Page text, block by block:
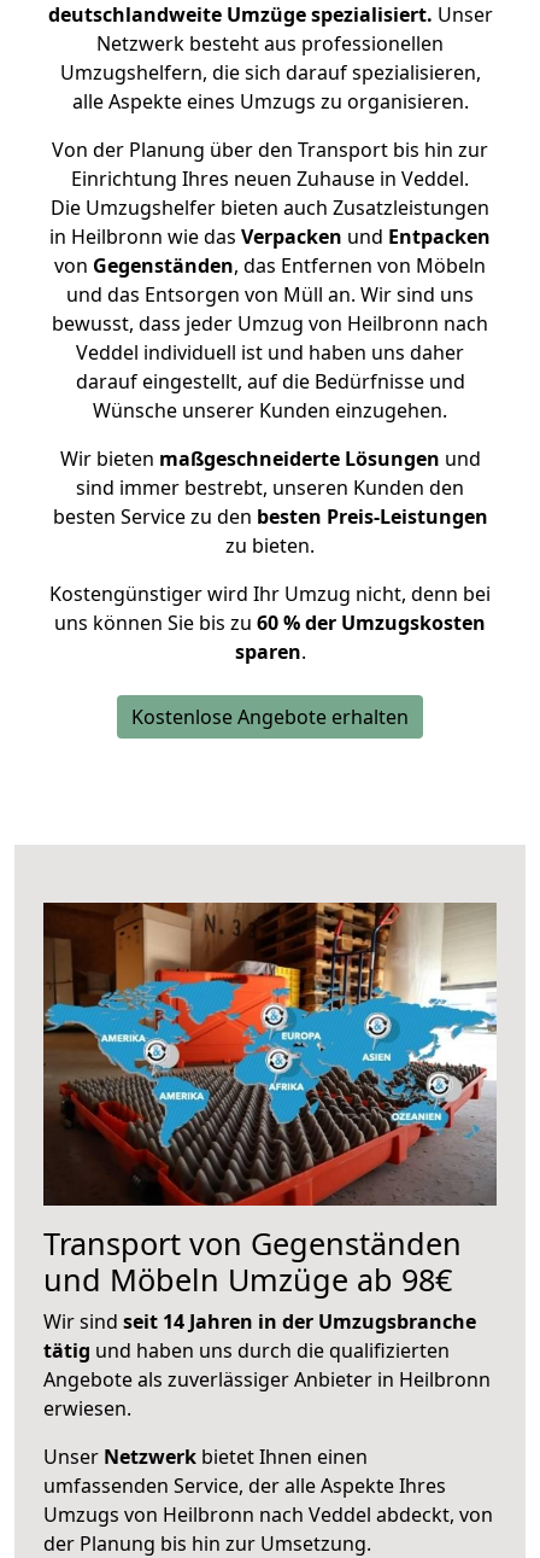
deutschlandweite Umzüge spezialisiert. Unser
Netzwerk besteht aus professionellen
Umzugshelfern, die sich darauf spezialisieren,
alle Aspekte eines Umzugs zu organisieren.
Von der Planung über den Transport bis hin zur
Einrichtung Ihres neuen Zuhause in Veddel.
Die Umzugshelfer bieten auch Zusatzleistungen
in Heilbronn wie das Verpacken und Entpacken
von Gegenständen, das Entfernen von Möbeln
und das Entsorgen von Müll an. Wir sind uns
bewusst, dass jeder Umzug von Heilbronn nach
Veddel individuell ist und haben uns daher
darauf eingestellt, auf die Bedürfnisse und
Wünsche unserer Kunden einzugehen.
Wir bieten maßgeschneiderte Lösungen und
sind immer bestrebt, unseren Kunden den
besten Service zu den besten Preis-Leistungen
zu bieten.
Kostengünstiger wird Ihr Umzug nicht, denn bei
uns können Sie bis zu 60 % der Umzugskosten
sparen.
Kostenlose Angebote erhalten
Transport von Gegenständen
und Möbeln Umzüge ab 98€
Wir sind seit 14 Jahren in der Umzugsbranche
tätig und haben uns durch die qualifizierten
Angebote als zuverlässiger Anbieter in Heilbronn
erwiesen.
Unser Netzwerk bietet Ihnen einen
umfassenden Service, der alle Aspekte Ihres
Umzugs von Heilbronn nach Veddel abdeckt, von
der Planung bis hin zur Umsetzung.